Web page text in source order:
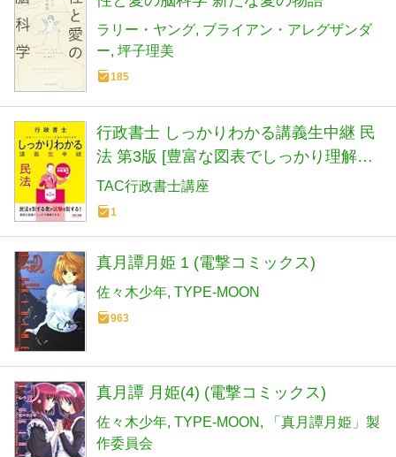
ラリー・ヤング ブライアン・アレグザンダ
ー 坪子理美
185
行政書士 しっかりわかる講義生中継 民
法 第3版 [豊富な図表でしっかり理解で
きる！](TAC出版)
TAC行政書士講座
1
真月譚月姫 1 (電撃コミックス)
佐々木少年 TYPE-MOON
963
真月譚 月姫(4) (電撃コミックス)
佐々木少年 TYPE-MOON
「真月譚月姫」製
作委員会